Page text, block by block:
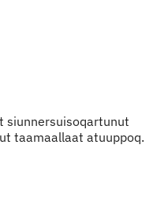
siunnersuisoqartunut
taamaallaat atuuppoq.